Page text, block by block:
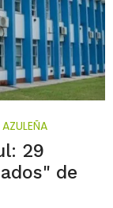
29
de